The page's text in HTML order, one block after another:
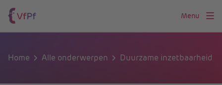
Menu
Home Alle onderwerpen Duurzame inzetbaarheid